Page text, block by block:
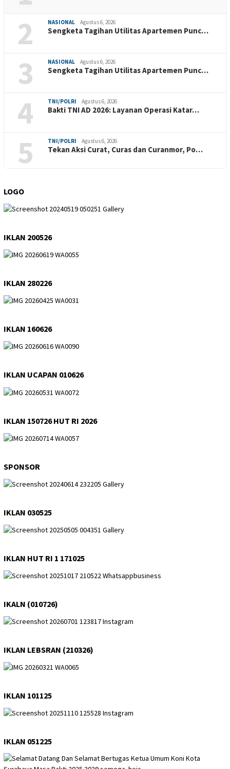
2
NASIONAL Agustus 6, 2026
Sengketa Tagihan Utilitas Apartemen Punc…
3 NASIONAL Agustus 6, 2026
Sengketa Tagihan Utilitas Apartemen Punc…
4 TNI/POLRI Agustus 6, 2026
Bakti TNI AD 2026: Layanan Operasi Katar…
5 TNI/POLRI Agustus 6, 2026
Tekan Aksi Curat, Curas dan Curanmor, Po…
LOGO
IKLAN 200526
IKLAN 280226
IKLAN 160626
IKLAN UCAPAN 010626
IKLAN 150726 HUT RI 2026
SPONSOR
IKLAN 030525
IKLAN HUT RI 1 171025
IKALN (010726)
IKLAN LEBSRAN (210326)
IKLAN 101125
IKLAN 051225